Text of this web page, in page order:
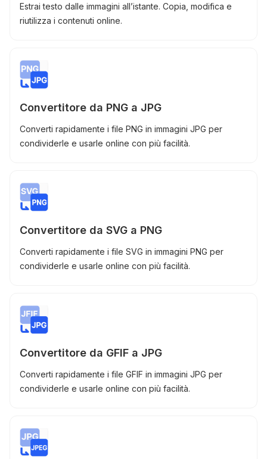
Estrai testo dalle immagini all’istante. Copia, modifica e
riutilizza i contenuti online.
Convertitore da PNG a JPG
Converti rapidamente i file PNG in immagini JPG per
condividerle e usarle online con più facilità.
Convertitore da SVG a PNG
Converti rapidamente i file SVG in immagini PNG per
condividerle e usarle online con più facilità.
Convertitore da GFIF a JPG
Converti rapidamente i file GFIF in immagini JPG per
condividerle e usarle online con più facilità.